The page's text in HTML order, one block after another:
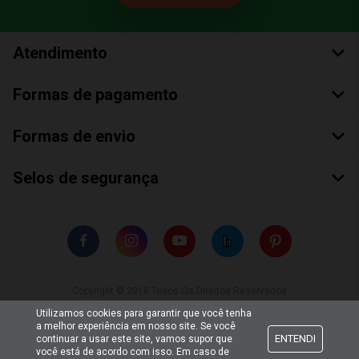
Atendimento
Formas de pagamento
Formas de envio
Selos de segurança
Utilizamos cookies para garantir que você tenha
a melhor experiência em nosso site. Se você
continuar a usar este site, vamos supor que
você está de acordo com isso. Em caso de
ENTENDI